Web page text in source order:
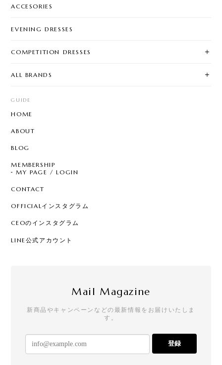
ACCESORIES
EVENING DRESSES
COMPETITION DRESSES
ALL BRANDS
GUIDE
HOME
ABOUT
BLOG
MEMBERSHIP
MY PAGE / LOGIN
CONTACT
OFFICIALインスタグラム
CEOのインスタグラム
LINE公式アカウント
Mail Magazine
新商品やキャンペーンなどの最新情報をお届けいたしま
す。
登録